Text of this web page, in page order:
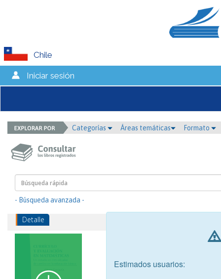
Chile
Iniciar sesión
Categorías Áreas temáticas Formato
- Búsqueda avanzada -
Detalle
Estimados usuarios: